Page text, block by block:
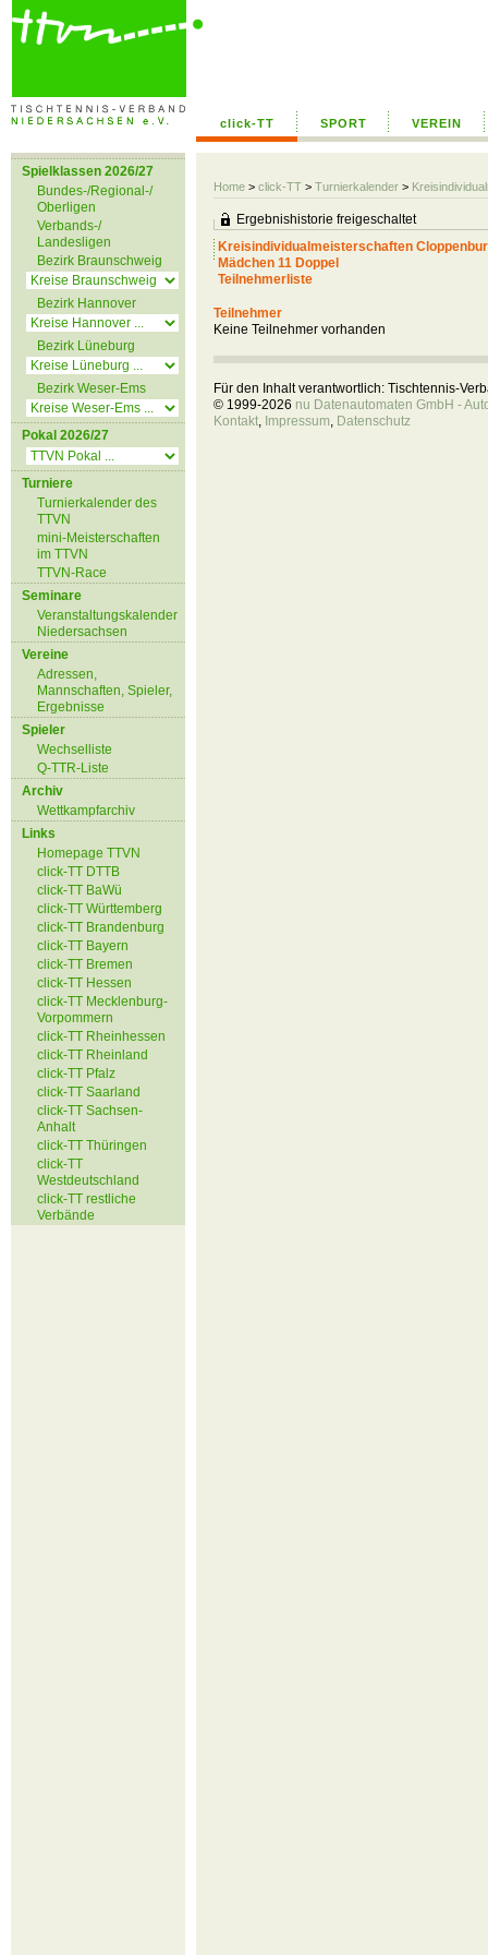
click-TT SPORT VEREIN
Home > click-TT > Turnierkalender >
Spielklassen 2026/27
Bundes-/Regional-/
Oberligen
Verbands-/
Landesligen
Bezirk Braunschweig
Bezirk Hannover
Bezirk Lüneburg
Bezirk Weser-Ems
Pokal 2026/27
Turniere
Turnierkalender des
TTVN
mini-Meisterschaften
im TTVN
TTVN-Race
Seminare
Veranstaltungskalender
Niedersachsen
Vereine
Adressen,
Mannschaften, Spieler,
Ergebnisse
Spieler
Wechselliste
Q-TTR-Liste
Archiv
Wettkampfarchiv
Links
Homepage TTVN
click-TT DTTB
click-TT BaWü
click-TT Württemberg
click-TT Brandenburg
click-TT Bayern
click-TT Bremen
click-TT Hessen
click-TT Mecklenburg-
Vorpommern
click-TT Rheinhessen
click-TT Rheinland
click-TT Pfalz
click-TT Saarland
click-TT Sachsen-
Anhalt
click-TT Thüringen
click-TT
Westdeutschland
click-TT restliche
Verbände
Ergebnishistorie freigeschaltet
Kreisindividualmeisterschaften
Mädchen 11 Doppel
Teilnehmerliste
Teilnehmer
Keine Teilnehmer vorhanden
Für den Inhalt verantwortlich: Tischtennis-
© 1999-2026 nu Datenautomaten GmbH -
Kontakt, Impressum, Datenschutz